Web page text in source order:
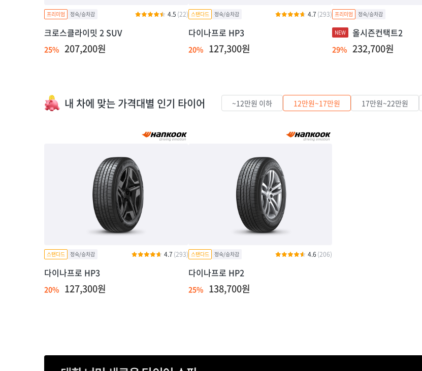
4.5 (22)
크로스클라이밋 2 SUV
25% 207,200원
4.7 (293)
다이나프로 HP3
20% 127,300원
올시즌컨택트2
29% 232,700원
내 차에 맞는 가격대별 인기 타이어 ~12만원 이하 12만원~17만원 17만원~22만원
4.7 (293)
다이나프로 HP3
20% 127,300원
4.6 (206)
다이나프로 HP2
25% 138,700원